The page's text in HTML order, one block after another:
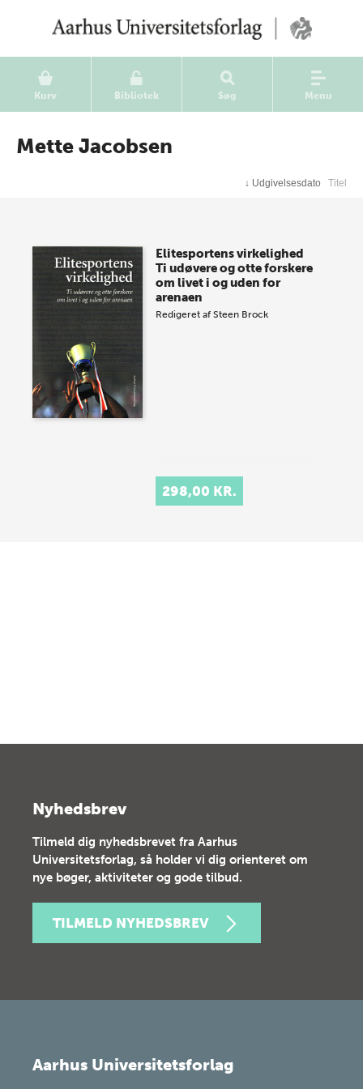
Kurv Bibliotek Søg Menu
Mette Jacobsen
↓ Udgivelsesdato Titel
Elitesportens virkelighed
Ti udøvere og otte forskere
om livet i og uden for
arenaen
Redigeret afSteen Brock
298,00 KR.
Nyhedsbrev
Tilmeld dig nyhedsbrevet fra Aarhus
Universitetsforlag, så holder vi dig orienteret om
nye bøger, aktiviteter og gode tilbud.
TILMELD NYHEDSBREV
Aarhus Universitetsforlag